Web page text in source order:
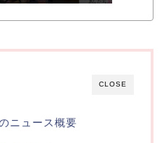
CLOSE
ニュース概要